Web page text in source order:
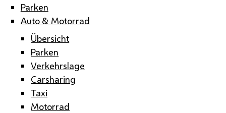
Parken
Auto & Motorrad
Übersicht
Parken
Verkehrslage
Carsharing
Taxi
Motorrad